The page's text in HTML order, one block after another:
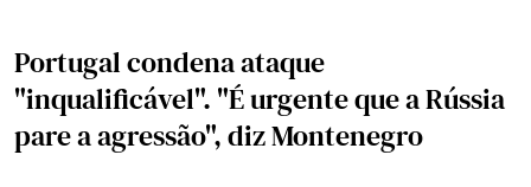
Portugal condena ataque
"inqualificável". "É urgente que a Rússia
pare a agressão", diz Montenegro